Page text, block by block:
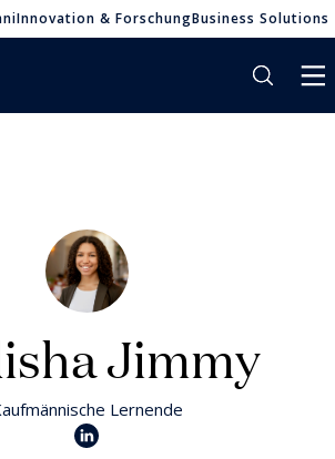
Innovation & ForschungBusiness Solutions
Jimmy
Lernende